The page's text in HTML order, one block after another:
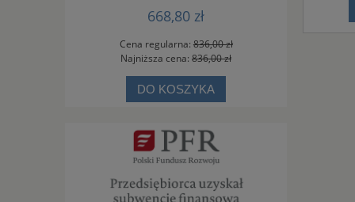
668,80 zł
Cena regularna: 836,00 zł
Najniższa cena: 836,00 zł
DO KOSZYKA